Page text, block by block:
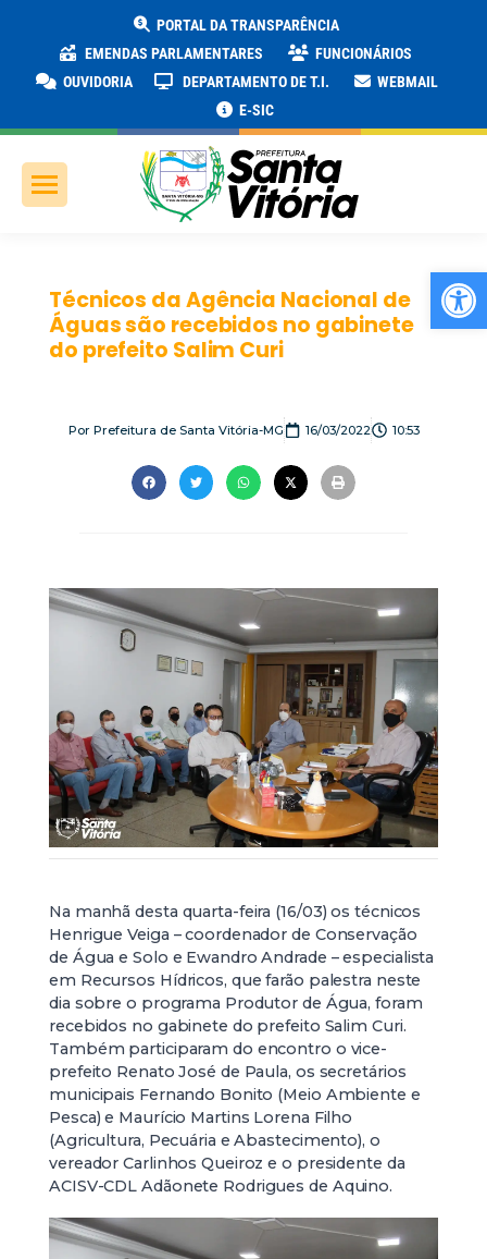
PORTAL DA TRANSPARÊNCIA
EMENDAS PARLAMENTARES
FUNCIONÁRIOS
OUVIDORIA
DEPARTAMENTO DE T.I.
WEBMAIL
E-SIC
Técnicos da Agência Nacional de
Águas são recebidos no gabinete
do prefeito Salim Curi
PorPrefeitura de Santa Vitória-MG 16/03/2022 10:53
Na manhã desta quarta-feira (16/03) os técnicos
Henrigue Veiga – coordenador de Conservação
de Água e Solo e Ewandro Andrade – especialista
em Recursos Hídricos, que farão palestra neste
dia sobre o programa Produtor de Água, foram
recebidos no gabinete do prefeito Salim Curi.
Também participaram do encontro o vice-
prefeito Renato José de Paula, os secretários
municipais Fernando Bonito (Meio Ambiente e
Pesca) e Maurício Martins Lorena Filho
(Agricultura, Pecuária e Abastecimento), o
vereador Carlinhos Queiroz e o presidente da
ACISV-CDL Adãonete Rodrigues de Aquino.